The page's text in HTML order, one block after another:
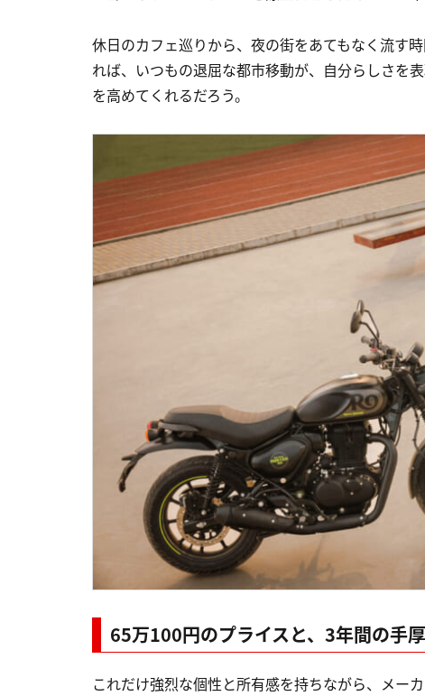
休日のカフェ巡りから、夜の街をあてもなく流す
れば、いつもの退屈な都市移動が、自分らしさを
を高めてくれるだろう。
65万100円のプライスと、3年間の手
これだけ強烈な個性と所有感を持ちながら、メー